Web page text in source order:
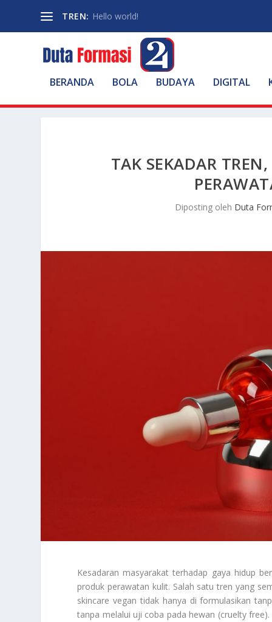
TREN: Hello world!
BERANDA BOLA BUDAYA DIGITAL
TAK SEKADAR
Diposting oleh Duta
Kesadaran masyarakat terhadap gaya hidup
produk perawatan kulit. Salah satu tren yang
skincare vegan tidak hanya di formulasikan
tanpa melalui uji coba pada hewan (cruelty